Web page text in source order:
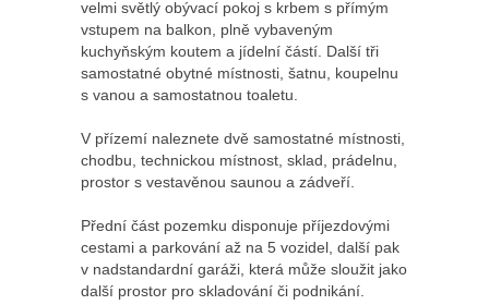
velmi světlý obývací pokoj s krbem s přímým
vstupem na balkon, plně vybaveným
kuchyňským koutem a jídelní částí. Další tři
samostatné obytné místnosti, šatnu, koupelnu
s vanou a samostatnou toaletu.
V přízemí naleznete dvě samostatné místnosti,
chodbu, technickou místnost, sklad, prádelnu,
prostor s vestavěnou saunou a zádveří.
Přední část pozemku disponuje příjezdovými
cestami a parkování až na 5 vozidel, další pak
v nadstandardní garáži, která může sloužit jako
další prostor pro skladování či podnikání.